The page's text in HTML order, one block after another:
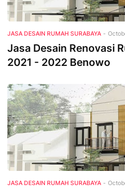
JASA DESAIN RUMAH SURABAYA -
Jasa Desain Renovasi
2021 - 2022 Benowo
JASA DESAIN RUMAH SURABAYA -